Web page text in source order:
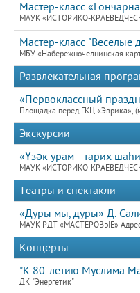
Мастер-класс
МАУК «ИСТОРИКО-
Мастер-класс "Веселые
МБУ «Набережночелнинская
Развлекательная
«Первоклассный
Площадка перед ГКЦ «Эврика»,
Экскурсии
«Үзәк урам - тарих
МАУК «ИСТОРИКО-
Театры и спектакли
«Дуры мы, дуры» Д.
МАУК РДТ «МАСТЕРОВЫЕ»
Концерты
"К 80-летию Муслима
ДК "Энергетик"